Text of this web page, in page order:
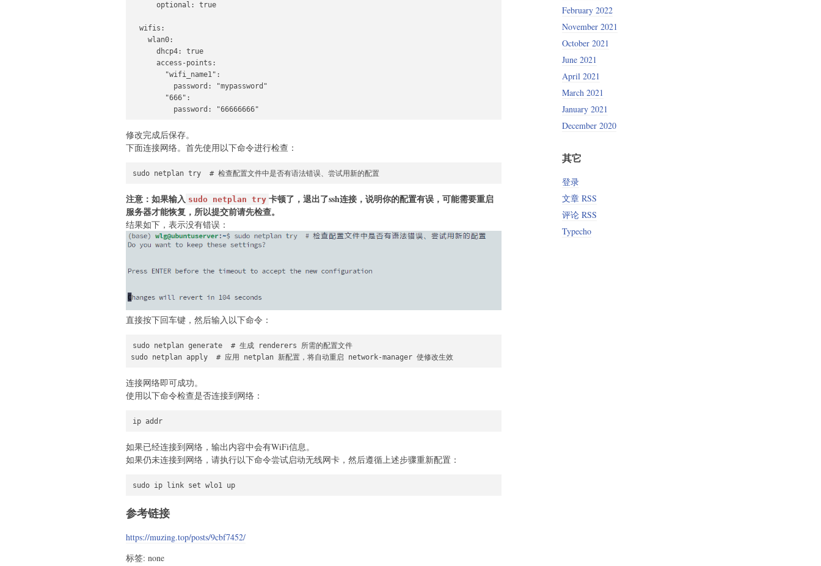
      optional: true
  wifis:
    wlan0:
      dhcp4: true
      access-points:
        "wifi_name1":
          password: "mypassword"
        "666":
          password: "66666666"
修改完成后保存。
下面连接网络。首先使用以下命令进行检查：
sudo netplan try  # 检查配置文件中是否有语法错误、尝试用新的配置
注意：如果输入 sudo netplan try 卡顿了，退出了ssh连接，说明你的配置有误，可能需要重启
服务器才能恢复，所以提交前请先检查。
结果如下，表示没有错误：
直接按下回车键，然后输入以下命令：
sudo netplan generate  # 生成 renderers 所需的配置文件
sudo netplan apply  # 应用 netplan 新配置，将自动重启 network-manager 使修改生效
连接网络即可成功。
使用以下命令检查是否连接到网络：
ip addr
如果已经连接到网络，输出内容中会有WiFi信息。
如果仍未连接到网络，请执行以下命令尝试启动无线网卡，然后遵循上述步骤重新配置：
sudo ip link set wlo1 up
参考链接
https://muzing.top/posts/9cbf7452/
标签: none
February 2022
November 2021
October 2021
June 2021
April 2021
March 2021
January 2021
December 2020
其它
登录
文章 RSS
评论 RSS
Typecho